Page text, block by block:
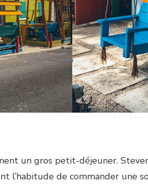
un gros petit-déjeuner.
l’habitude de commander une